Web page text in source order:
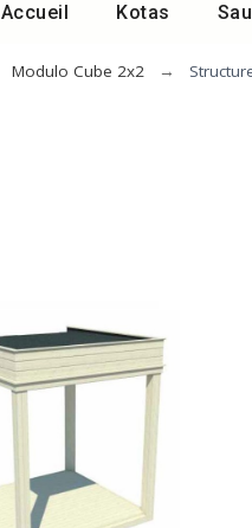
Accueil Kotas
Modulo Cube 2x2